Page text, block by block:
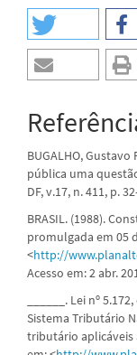
BUGALHO,
pública uma
DF, v.17, n. 411, p.
BRASIL. (1988).
promulgada em 05
<http://
Acesso em: 2 abr.
______. Lei nº
Sistema Tributário
tributário aplicáveis